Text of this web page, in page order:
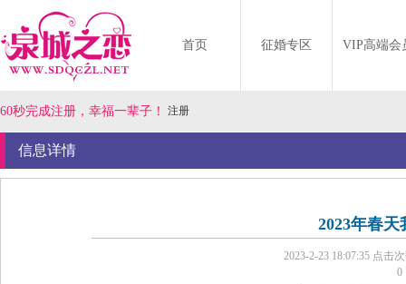
首页 征婚专区 VIP高端会
60秒完成注册，幸福一辈子！ 注册
信息详情
2023年春
2023-2-23 18:07:35 点击
0